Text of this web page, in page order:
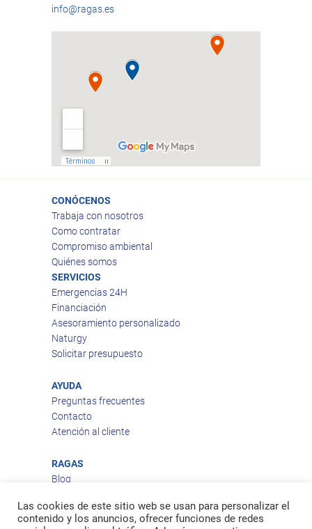
info@ragas.es
CONÓCENOS
Trabaja con nosotros
Como contratar
Compromiso ambiental
Quiénes somos
SERVICIOS
Emergencias 24H
Financiación
Asesoramiento personalizado
Naturgy
Solicitar presupuesto
AYUDA
Preguntas frecuentes
Contacto
Atención al cliente
RAGAS
Blog
Política de privacidad
Política de cookies
Las cookies de este sitio web se usan para personalizar el
contenido y los anuncios, ofrecer funciones de redes